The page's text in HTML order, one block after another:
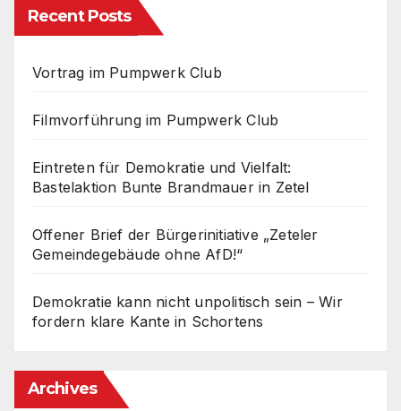
Recent Posts
Vortrag im Pumpwerk Club
Filmvorführung im Pumpwerk Club
Eintreten für Demokratie und Vielfalt:
Bastelaktion Bunte Brandmauer in Zetel
Offener Brief der Bürgerinitiative „Zeteler
Gemeindegebäude ohne AfD!“
Demokratie kann nicht unpolitisch sein – Wir
fordern klare Kante in Schortens
Archives